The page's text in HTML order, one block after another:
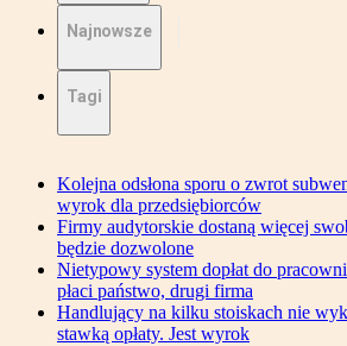
Najnowsze
Tagi
Kolejna odsłona sporu o zwrot
wyrok dla przedsiębiorców
Firmy audytorskie dostaną więcej
będzie dozwolone
Nietypowy system dopłat do
płaci państwo, drugi firma
Handlujący na kilku stoiskach nie
stawką opłaty. Jest wyrok